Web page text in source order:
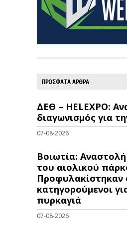
ΠΡΟΣΦΑΤΑ ΑΡΘΡΑ
ΔΕΘ – HELEXPO:
διαγωνισμός για
07-08-2026
Βοιωτία: Αναστολή
του αιολικού
Προφυλακίστηκαν
κατηγορούμενοι
πυρκαγιά
07-08-2026